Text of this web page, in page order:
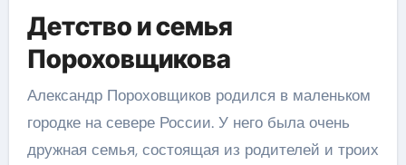
Детство и семья
Пороховщикова
Александр Пороховщиков родился в маленьком
городке на севере России. У него была очень
дружная семья, состоящая из родителей и троих